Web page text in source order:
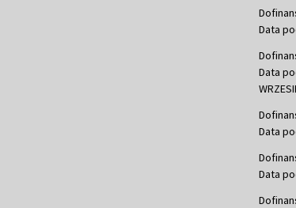
Data
Data
Data
Data